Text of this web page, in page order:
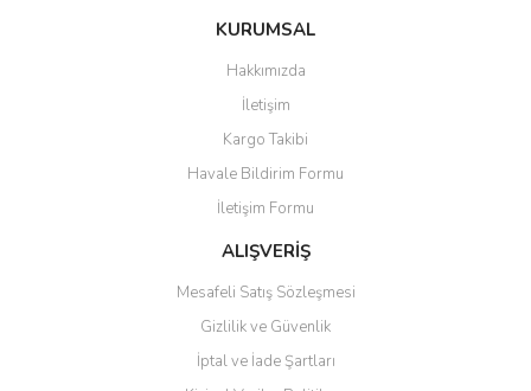
Bu ürüne ilk yorumu siz yapın!
Yorum Yaz
Ürün resmi kalitesiz, bozuk veya görüntülenemiyor.
Ürün açıklamasında eksik bilgiler bulunuyor.
Ürün bilgilerinde hatalar bulunuyor.
Ürün fiyatı diğer sitelerden daha pahalı.
Bu ürüne benzer farklı alternatifler olmalı.
KURUMSAL
Hakkımızda
İletişim
Kargo Takibi
Havale Bildirim Formu
İletişim Formu
ALIŞVERİŞ
Mesafeli Satış Sözleşmesi
Gizlilik ve Güvenlik
İptal ve İade Şartları